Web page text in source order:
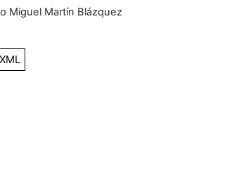
Miguel Martín Blázquez
XML